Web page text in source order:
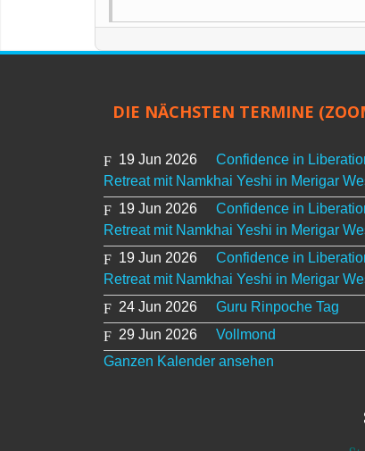
DIE NÄCHSTEN TERMINE
19 Jun 2026
Confidence in
Retreat mit Namkhai Yeshi in Merigar
19 Jun 2026
Confidence in
Retreat mit Namkhai Yeshi in Merigar
19 Jun 2026
Confidence in
Retreat mit Namkhai Yeshi in Merigar
24 Jun 2026
Guru Rinpoche Tag
29 Jun 2026
Vollmond
Ganzen Kalender ansehen